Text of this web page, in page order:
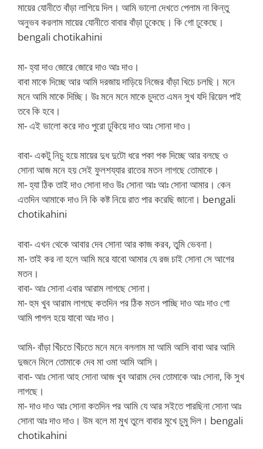
মায়ের যোনীতে বাঁড়া লাগিয়ে দিল। আমি ভালো দেখতে পেলাম না কিন্তু
অনুভব করলাম মায়ের যোনীতে বাবার বাঁড়া ঢুকেছে। কি গো ঢুকেছে।
bengali chotikahini
মা- হ্যা দাও জোরে জোরে দাও আঃ দাও।
বাবা মাকে দিচ্ছে আর আমি দরজায় দাড়িয়ে নিজের বাঁড়া খিচে চলছি। মনে
মনে আমি মাকে দিচ্ছি। উঃ মনে মনে মাকে চুদতে এমন সুখ যদি রিয়েল পাই
তবে কি হবে।
মা- এই ভালো করে দাও পুরো ঢুকিয়ে দাও আঃ সোনা দাও।
বাবা- একটু নিচু হয়ে মায়ের দুধ দুটো ধরে পকা পক দিচ্ছে আর বলছে ও
সোনা আজ মনে হয় সেই ফুলশয্যার রাতের মতন লাগছে তোমাকে।
মা- হ্যা ঠিক তাই দাও সোনা দাও উঃ সোনা আঃ আঃ সোনা আমার। কেন
এতদিন আমাকে দাও নি কি কষ্ট নিয়ে রাত পার করেছি জানো। bengali
chotikahini
বাবা- এখন থেকে আবার দেব সোনা আর কাজ করব, তুমি ভেবনা।
মা- তাই কর না হলে আমি মরে যাবো আমার যে রজ চাই সোনা সে আগের
মতন।
বাবা- আঃ সোনা এবার আরাম লাগছে সোনা।
মা- হুম খুব আরাম লাগছে কতদিন পর ঠিক মতন পাচ্ছি দাও আঃ দাও গো
আমি পাগল হয়ে যাবো আঃ দাও।
আমি- বাঁড়া খিঁচতে খিঁচতে মনে মনে বললাম মা আমি আসি বাবা আর আমি
দুজনে মিলে তোমাকে দেব মা ওমা আমি আসি।
বাবা- আঃ সোনা আহ সোনা আজ খুব আরাম দেব তোমাকে আঃ সোনা, কি সুখ
লাগছে।
মা- দাও দাও আঃ সোনা কতদিন পর আমি যে আর সইতে পারছিনা সোনা আঃ
সোনা আঃ দাও দাও। উম বলে মা মুখ তুলে বাবার মুখে চুমু দিল। bengali
chotikahini